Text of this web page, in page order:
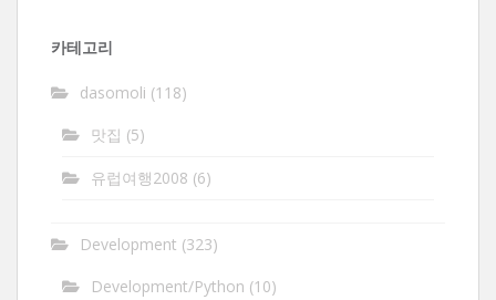
카테고리
dasomoli (118)
맛집 (5)
유럽여행2008 (6)
Development (323)
Development/Python (10)